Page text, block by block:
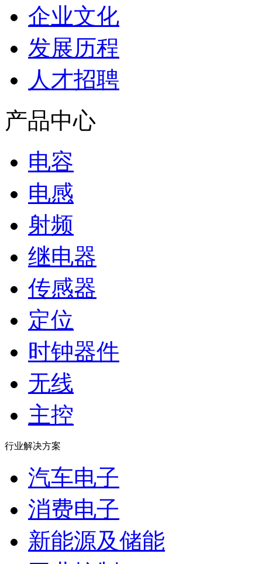
企业文化
发展历程
人才招聘
产品中心
电容
电感
射频
继电器
传感器
定位
时钟器件
无线
主控
行业解决方案
汽车电子
消费电子
新能源及储能